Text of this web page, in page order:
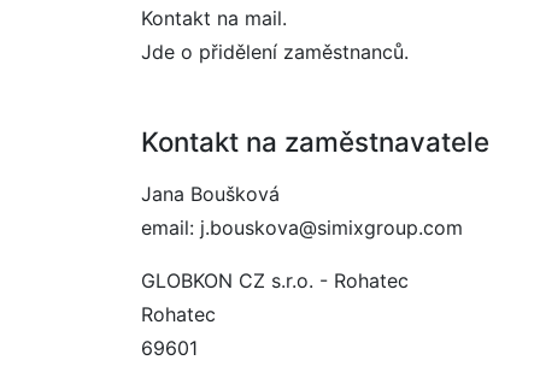
Kontakt na mail.
Jde o přidělení zaměstnanců.
Kontakt na zaměstnavatele
Jana Boušková
email: j.bouskova@simixgroup.com
GLOBKON CZ s.r.o. - Rohatec
Rohatec
69601